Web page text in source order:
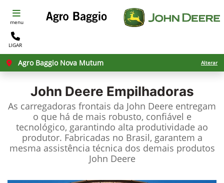
menu
LIGAR
Agro Baggio Nova Mutum Alterar
John Deere Empilhadoras
As carregadoras frontais da John Deere entregam
o que há de mais robusto, confiável e
tecnológico, garantindo alta produtividade ao
produtor. Fabricadas no Brasil, garantem a
mesma assistência técnica dos demais produtos
John Deere